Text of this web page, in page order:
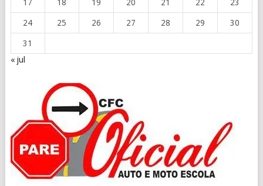
17 18 19 20 21 22 23
24 25 26 27 28 29 30
31
« jul